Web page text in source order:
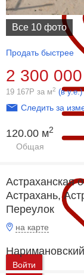
Войти
Все 10 фото
Продать быстрее
2 300 000
19 167Р за м2 (в у.е.)
Следить за
120.00 м2
Общая
Астраханская
Астрахань,
Переулок
на карте